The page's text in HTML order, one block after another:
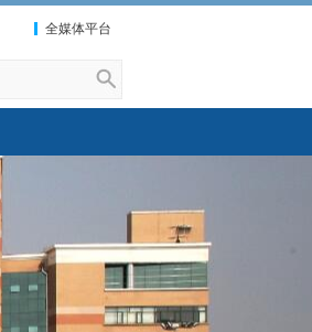
全媒体平台